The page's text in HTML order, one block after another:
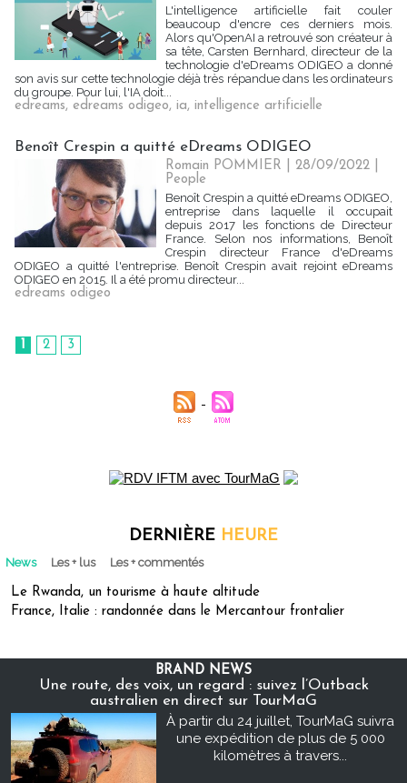
L'intelligence artificielle fait couler
beaucoup d'encre ces derniers mois.
Alors qu'OpenAI a retrouvé son créateur à
sa tête, Carsten Bernhard, directeur de la
technologie d'eDreams ODIGEO a donné
son avis sur cette technologie déjà très répandue dans les ordinateurs
du groupe. Pour lui, l'IA doit...
edreams, edreams odigeo, ia, intelligence artificielle
Benoît Crespin a quitté eDreams ODIGEO
Romain POMMIER | 28/09/2022
People
Benoît Crespin a quitté eDreams ODIGEO,
entreprise dans laquelle il occupait
depuis 2017 les fonctions de Directeur
France. Selon nos informations, Benoît
Crespin directeur France d'eDreams
ODIGEO a quitté l'entreprise. Benoît Crespin avait rejoint eDreams
ODIGEO en 2015. Il a été promu directeur...
edreams odigeo
1 2 3
DERNIÈRE HEURE
News Les + lus Les + commentés
Le Rwanda, un tourisme à haute altitude
France, Italie : randonnée dans le Mercantour frontalier
BRAND NEWS
Une route, des voix, un regard : suivez l’Outback
australien en direct sur TourMaG
À partir du 24 juillet, TourMaG suivra
une expédition de plus de 5 000
kilomètres à travers...